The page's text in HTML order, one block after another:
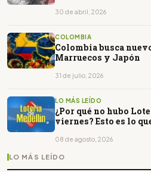
30 de abril, 2026
COLOMBIA
Colombia busca
Marruecos y Japón
31 de julio, 2026
LO MÁS LEÍDO
¿Por qué no hubo
viernes? Esto es lo
08 de agosto, 2026
LO MÁS LEÍDO